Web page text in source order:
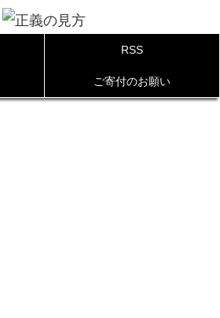
RSS
ご寄付のお願い